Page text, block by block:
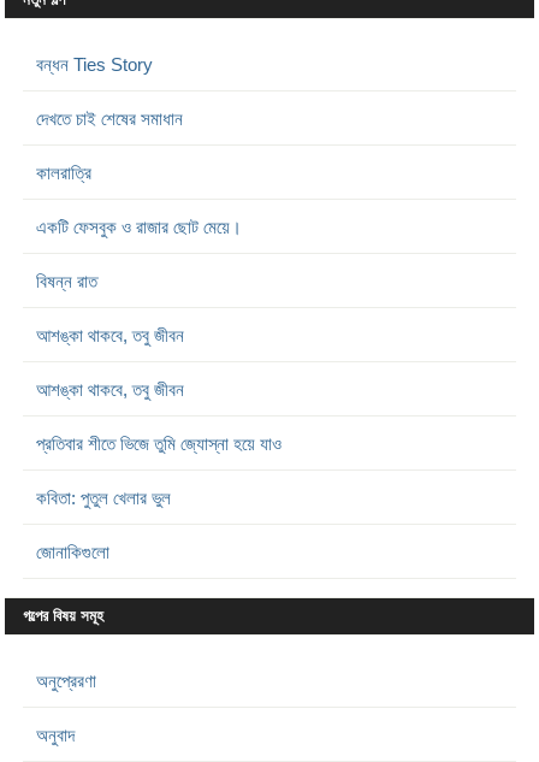
বন্ধন Ties Story
দেখতে চাই শেষের সমাধান
কালরাত্রি
একটি ফেসবুক ও রাজার ছোট মেয়ে।
বিষন্ন রাত
আশঙ্কা থাকবে, তবু জীবন
আশঙ্কা থাকবে, তবু জীবন
প্রতিবার শীতে ভিজে তুমি জ্যোস্না হয়ে যাও
কবিতা: পুতুল খেলার ভুল
জোনাকিগুলো
গল্পের বিষয় সমূহ
অনুপ্রেরণা
অনুবাদ